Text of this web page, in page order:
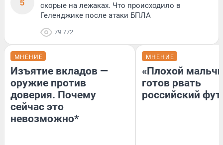
скорые на лежаках. Что происходило в
Геленджике после атаки БПЛА
79 772
МНЕНИЕ
Изъятие вкладов —
оружие против
доверия. Почему
сейчас это
невозможно*
МНЕНИЕ
«Плохой
готов рвать
российский